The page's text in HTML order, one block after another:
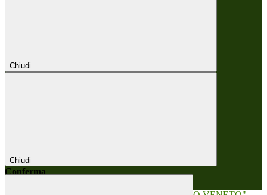
Chiudi
Chiudi
Conferma